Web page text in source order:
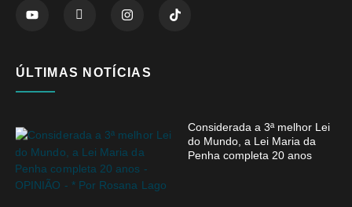
ÚLTIMAS NOTÍCIAS
Considerada a 3ª melhor Lei
do Mundo, a Lei Maria da
Penha completa 20 anos